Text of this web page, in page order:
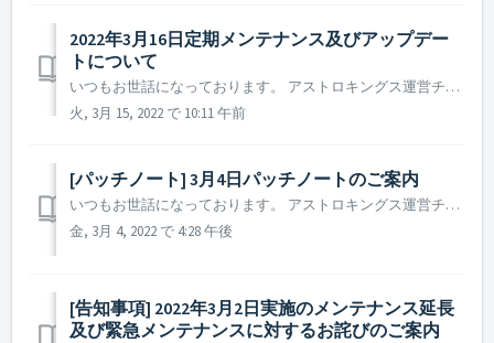
2022年3月16日定期メンテナンス及びアップデー
トについて
いつもお世話になっております。 アストロキングス運営チームです。 2022年3月16日に実施予定の定期メンテナンス及びアップデートについてご案内いたします。 ※ 本告知は事前告知であるため一部内容が変更となる場合がございます。その際は予め告知を通してご案内する予定です。 ▶...
火, 3月 15, 2022 で 10:11 午前
[パッチノート] 3月4日パッチノートのご案内
いつもお世話になっております。 アストロキングス運営チームです。 本日(2022年3月4日)に実施されたパッチノートについてご案内いたします。 ▶️ 2022年3月4日パッチノートのご案内 －特定の言語におけるイベント案内文の誤訳を修正しました。 ※ 参考事項 - 該当の現象が生じ...
金, 3月 4, 2022 で 4:28 午後
[告知事項] 2022年3月2日実施のメンテナンス延長
及び緊急メンテナンスに対するお詫びのご案内